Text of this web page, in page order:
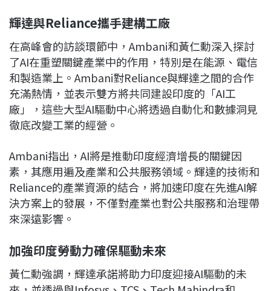
輝達與Reliance攜手建構工廠
在高峰會的訪談環節中，Ambani和黃仁勳深入探討
了AI在重塑關鍵產業中的作用，特別是在能源、電信
和製造業上。Ambani對Reliance與輝達之間的合作
充滿熱情，並表示雙方將共同建設印度的「AI工
廠」，這些大型AI驅動中心將透過自動化和數據洞見
徹底改變工業的經營。
Ambani指出，AI將是推動印度經濟增長的關鍵因
素，其應用遍及產業和公共服務領域。輝達的技術和
Reliance的產業資源的結合，將加速印度在先進AI解
決方案上的發展，不僅對產業也對公共服務和治理帶
來深遠影響。
加強印度勞動力確保驅動未來
黃仁勳強調，輝達承諾將助力印度迎接AI驅動的未